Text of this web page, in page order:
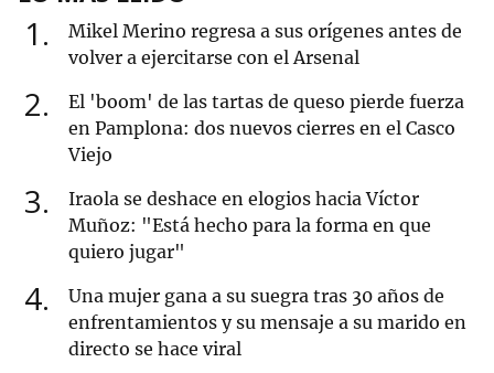
1
Mikel Merino regresa a sus orígenes antes de
volver a ejercitarse con el Arsenal
2
El 'boom' de las tartas de queso pierde fuerza
en Pamplona: dos nuevos cierres en el Casco
Viejo
3
Iraola se deshace en elogios hacia Víctor
Muñoz: "Está hecho para la forma en que
quiero jugar"
4
Una mujer gana a su suegra tras 30 años de
enfrentamientos y su mensaje a su marido en
directo se hace viral